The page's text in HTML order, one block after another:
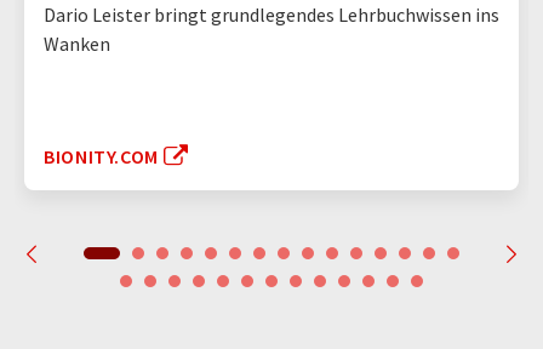
Dario Leister bringt grundlegendes Lehrbuchwissen ins
Wanken
BIONITY.COM